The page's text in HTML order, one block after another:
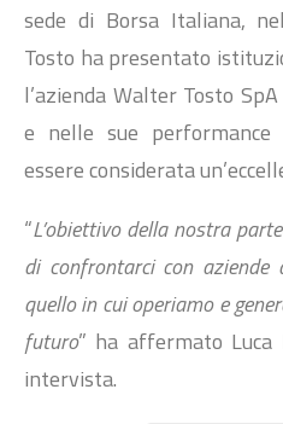
sede di Borsa Italiana,
Tosto ha presentato
l’azienda Walter Tosto
e nelle sue
essere considerata
“L’obiettivo della nostra
di confrontarci con
quello in cui operiamo e
futuro” ha affermato
intervista.